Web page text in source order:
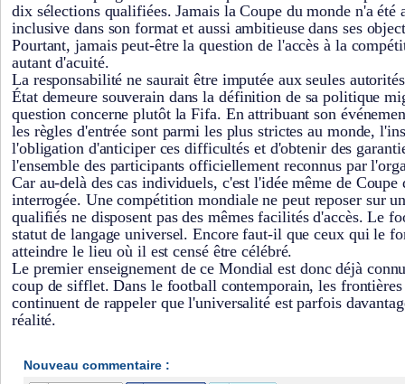
dix sélections qualifiées. Jamais la Coupe du monde n'a été
inclusive dans son format et aussi ambitieuse dans ses
Pourtant, jamais peut-être la question de l'accès à la
autant d'acuité.
La responsabilité ne saurait être imputée aux seules
État demeure souverain dans la définition de sa politique
question concerne plutôt la Fifa. En attribuant son
les règles d'entrée sont parmi les plus strictes au monde,
l'obligation d'anticiper ces difficultés et d'obtenir des
l'ensemble des participants officiellement reconnus par
Car au-delà des cas individuels, c'est l'idée même de Coupe
interrogée. Une compétition mondiale ne peut reposer sur
qualifiés ne disposent pas des mêmes facilités d'accès. Le
statut de langage universel. Encore faut-il que ceux qui le
atteindre le lieu où il est censé être célébré.
Le premier enseignement de ce Mondial est donc déjà
coup de sifflet. Dans le football contemporain, les
continuent de rappeler que l'universalité est parfois
réalité.
Nouveau commentaire :